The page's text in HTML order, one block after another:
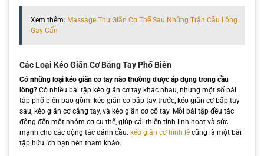
Xem thêm: Massage Thư Giãn Cơ Thể Sau Những Trận Cầu Lông
Gay Cấn
Các Loại Kéo Giãn Cơ Bằng Tay Phổ Biến
Có những loại kéo giãn cơ tay nào thường được áp dụng trong cầu
lông?Có nhiều bài tập kéo giãn cơ tay khác nhau, nhưng một số bài
tập phổ biến bao gồm: kéo giãn cơ bắp tay trước, kéo giãn cơ bắp tay
sau, kéo giãn cơ cẳng tay, và kéo giãn cơ cổ tay. Mỗi bài tập đều tác
động đến một nhóm cơ cụ thể, giúp cải thiện tính linh hoạt và sức
mạnh cho các động tác đánh cầu. kéo giãn cơ hình lêcũng là một bài
tập hữu ích bạn nên tham khảo.